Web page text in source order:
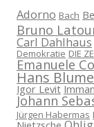
Adorno Bach
Bruno
Carl Dahlhaus
Demokratie DIE
Emanuele
Hans
Igor Levit
Johann
Jürgen Habermas